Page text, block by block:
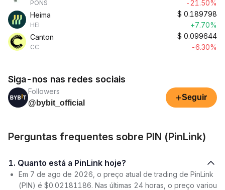
PONS
-21.50%
Heima
HEI
$ 0.189798
+7.70%
Canton
CC
$ 0.099644
-6.30%
Siga-nos nas redes sociais
Followers
@bybit_official
+Seguir
Perguntas frequentes sobre PIN (PinLink)
1. Quanto está a PinLink hoje?
Em 7 de ago de 2026, o preço atual de trading de PinLink
(PIN) é $0.02181186. Nas últimas 24 horas, o preço variou